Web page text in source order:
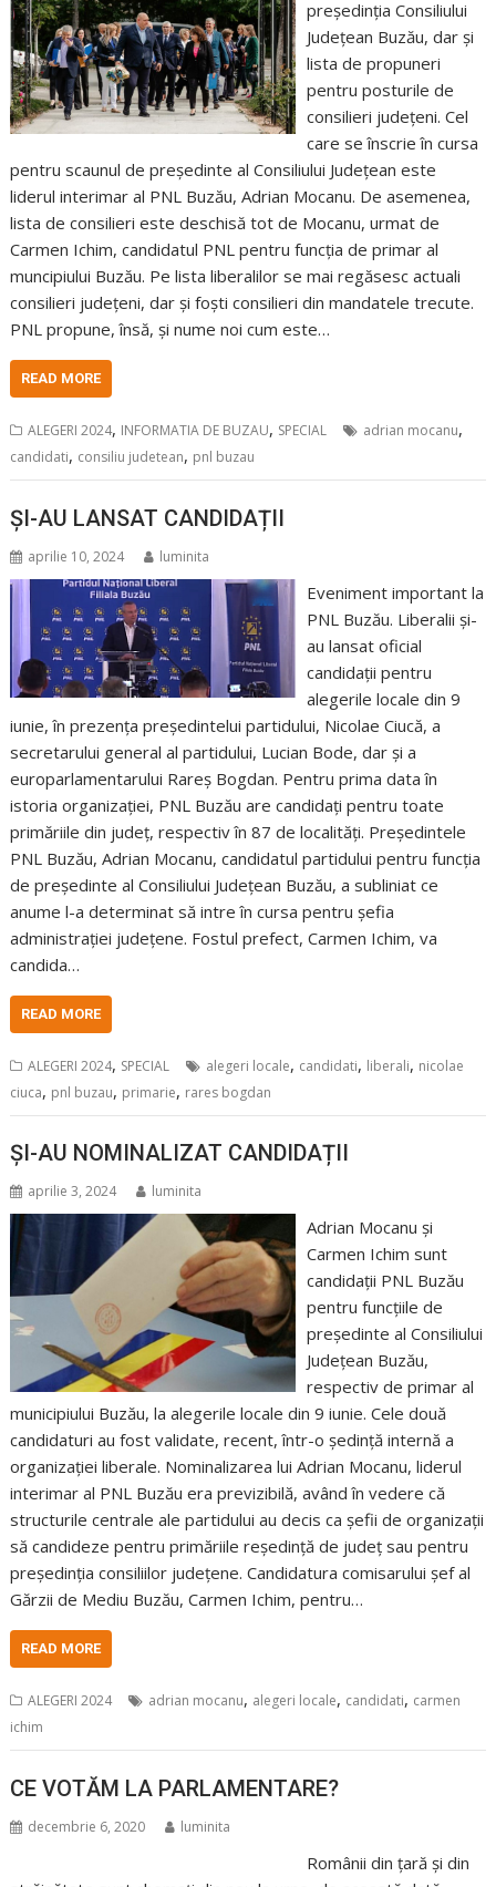
președinția Consiliului
Județean Buzău, dar și
lista de propuneri
pentru posturile de
consilieri județeni. Cel
care se înscrie în cursa
pentru scaunul de președinte al Consiliului Județean este
liderul interimar al PNL Buzău, Adrian Mocanu. De asemenea,
lista de consilieri este deschisă tot de Mocanu, urmat de
Carmen Ichim, candidatul PNL pentru funcția de primar al
muncipiului Buzău. Pe lista liberalilor se mai regăsesc actuali
consilieri județeni, dar și foști consilieri din mandatele trecute.
PNL propune, însă, și nume noi cum este…
READ MORE
ALEGERI 2024, INFORMATIA DE BUZAU, SPECIAL adrian mocanu,
candidati, consiliu judetean, pnl buzau
ȘI-AU LANSAT CANDIDAȚII
aprilie 10, 2024 luminita
Eveniment important la
PNL Buzău. Liberalii și-
au lansat oficial
candidații pentru
alegerile locale din 9
iunie, în prezența președintelui partidului, Nicolae Ciucă, a
secretarului general al partidului, Lucian Bode, dar și a
europarlamentarului Rareș Bogdan. Pentru prima data în
istoria organizației, PNL Buzău are candidați pentru toate
primăriile din județ, respectiv în 87 de localități. Președintele
PNL Buzău, Adrian Mocanu, candidatul partidului pentru funcția
de președinte al Consiliului Județean Buzău, a subliniat ce
anume l-a determinat să intre în cursa pentru șefia
administrației județene. Fostul prefect, Carmen Ichim, va
candida…
READ MORE
ALEGERI 2024, SPECIAL alegeri locale, candidati, liberali, nicolae
ciuca, pnl buzau, primarie, rares bogdan
ȘI-AU NOMINALIZAT CANDIDAȚII
aprilie 3, 2024 luminita
Adrian Mocanu și
Carmen Ichim sunt
candidații PNL Buzău
pentru funcțiile de
președinte al Consiliului
Județean Buzău,
respectiv de primar al
municipiului Buzău, la alegerile locale din 9 iunie. Cele două
candidaturi au fost validate, recent, într-o ședință internă a
organizației liberale. Nominalizarea lui Adrian Mocanu, liderul
interimar al PNL Buzău era previzibilă, având în vedere că
structurile centrale ale partidului au decis ca șefii de organizații
să candideze pentru primăriile reședință de județ sau pentru
președinția consiliilor județene. Candidatura comisarului șef al
Gărzii de Mediu Buzău, Carmen Ichim, pentru…
READ MORE
ALEGERI 2024 adrian mocanu, alegeri locale, candidati, carmen
ichim
CE VOTĂM LA PARLAMENTARE?
decembrie 6, 2020 luminita
Românii din țară și din